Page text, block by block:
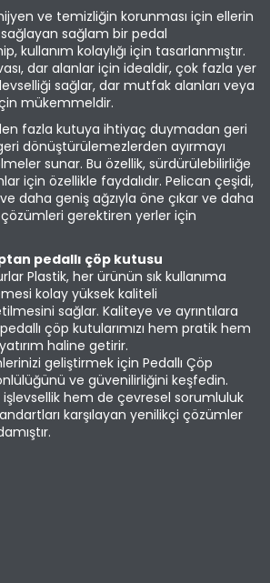
ve temizliğin korunması için ellerin
sağlayan sağlam bir pedal
kullanım kolaylığı için tasarlanmıştır.
dar alanlar için idealdir, çok fazla yer
sağlar, dar mutfak alanları veya
mükemmeldir.
fazla kutuya ihtiyaç duymadan geri
dönüştürülemezlerden ayırmayı
sunar. Bu özellik, sürdürülebilirliğe
için özellikle faydalıdır. Pelican çeşidi,
daha geniş ağzıyla öne çıkar ve daha
gerektiren yerler için
pedallı çöp kutusu
Plastik, her ürünün sık kullanıma
kolay yüksek kaliteli
sağlar. Kaliteye ve ayrıntılara
çöp kutularımızı hem pratik hem
haline getirir.
geliştirmek için Pedallı Çöp
ve güvenilirliğini keşfedin.
işlevsellik hem de çevresel sorumluluk
karşılayan yenilikçi çözümler